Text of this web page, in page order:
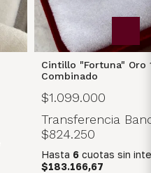
Cintillo "Fortuna" Oro
Combinado
$1.099.000
Transferencia
$824.250
Hasta 6 cuotas sin
$183.166,67